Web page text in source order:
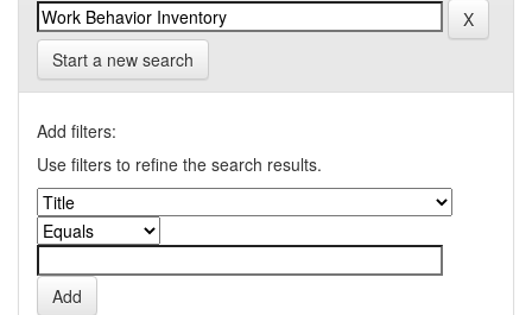
Start a new search
Add filters:
Use filters to refine the search results.